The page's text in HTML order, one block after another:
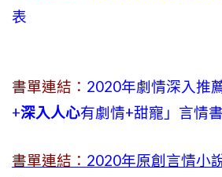
表
書單連結： 2020年劇情深入推
+深入人心有劇情+甜寵」言情
書單連結： 2020年原創言情小